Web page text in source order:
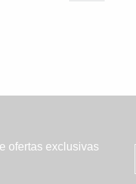
ofertas exclusivas